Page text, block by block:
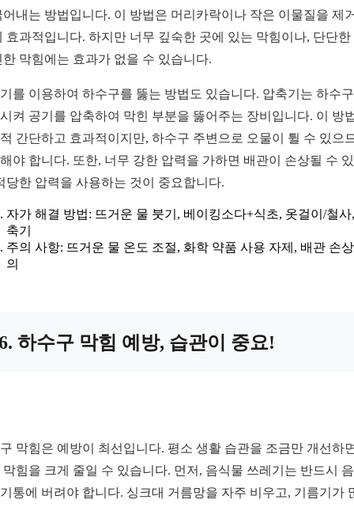
어내는 방법입니다. 이 방법은 머리카락이나 작은 이물질을 제
효과적입니다. 하지만 너무 깊숙한 곳에 있는 막힘이나, 단단한
한 막힘에는 효과가 없을 수 있습니다.
를 이용하여 하수구를 뚫는 방법도 있습니다. 압축기는 하수
켜 공기를 압축하여 막힌 부분을 뚫어주는 장비입니다. 이 방
간단하고 효과적이지만, 하수구 주변으로 오물이 튈 수 있으
야 합니다. 또한, 너무 강한 압력을 가하면 배관이 손상될 수
당한 압력을 사용하는 것이 중요합니다.
자가 해결 방법: 뜨거운 물 붓기, 베이킹소다+식초, 옷걸이/철사
축기
주의 사항: 뜨거운 물 온도 조절, 화학 약품 사용 자제, 배관 손
의
하수구 막힘 예방, 습관이 중요!
막힘은 예방이 최선입니다. 평소 생활 습관을 조금만 개선하
막힘을 크게 줄일 수 있습니다. 먼저, 음식물 쓰레기는 반드시
통에 버려야 합니다. 싱크대 거름망을 자주 비우고, 기름기가